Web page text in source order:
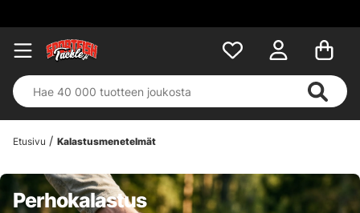
Etusivu Kalastusmenetelmät
Perhokalastus